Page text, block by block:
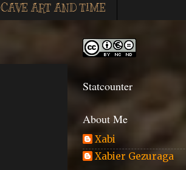
CAVE ART AND TIME
Statcounter
About Me
Xabi
Xabier Gezuraga